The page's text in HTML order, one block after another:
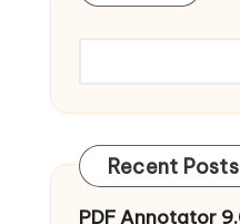
Recent Posts